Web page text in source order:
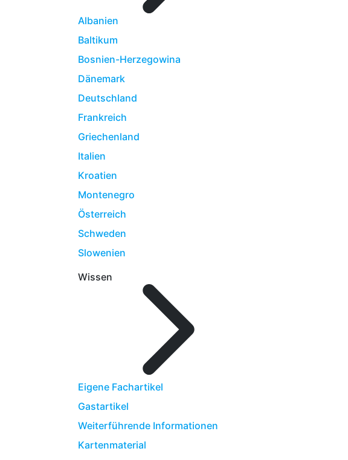
Albanien
Baltikum
Bosnien-Herzegowina
Dänemark
Deutschland
Frankreich
Griechenland
Italien
Kroatien
Montenegro
Österreich
Schweden
Slowenien
Wissen
Eigene Fachartikel
Gastartikel
Weiterführende Informationen
Kartenmaterial